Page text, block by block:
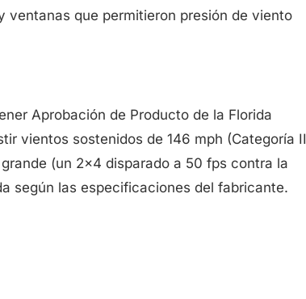
ventanas que permitieron presión de viento
Aprobación de Producto de la Florida
vientos sostenidos de 146 mph (Categoría II
(un 2x4 disparado a 50 fps contra la
según las especificaciones del fabricante.